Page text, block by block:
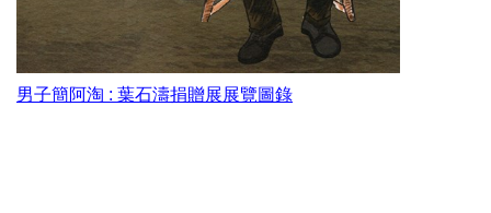
男子簡阿淘 : 葉石濤捐贈展展覽圖錄